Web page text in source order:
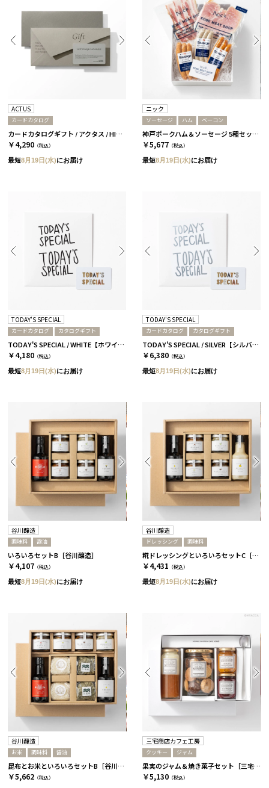
ACTUS
カードカタログ
カードカタログギフト / アクタス / HIKARI-C
￥4,290 （税込）
最短8月19日(水)にお届け
ニック
ソーセージ ハム ベーコン
神戸ポークハム＆ソーセージ 5種セット［ニック］
￥5,677 （税込）
最短8月19日(水)にお届け
TODAY'S SPECIAL
カードカタログ カタログギフト
TODAY'S SPECIAL / WHITE【ホワイト】
￥4,180 （税込）
最短8月19日(水)にお届け
TODAY'S SPECIAL
カードカタログ カタログギフト
TODAY'S SPECIAL / SILVER【シルバー】
￥6,380 （税込）
最短8月19日(水)にお届け
谷川醸造
調味料 醤油
いろいろセットB［谷川醸造］
￥4,107 （税込）
最短8月19日(水)にお届け
谷川醸造
ドレッシング 調味料
糀ドレッシングといろいろセットC［谷川醸造］
￥4,431 （税込）
最短8月19日(水)にお届け
谷川醸造
お米 調味料 醤油
昆布とお米といろいろセットB［谷川醸造］
￥5,662 （税込）
三宅商店カフェ工房
クッキー ジャム
果実のジャム＆焼き菓子セット［三宅商店カフェ工房］
￥5,130 （税込）